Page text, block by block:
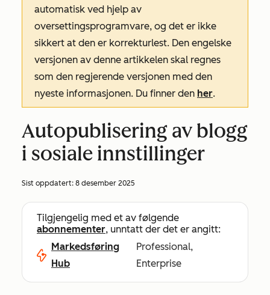
automatisk ved hjelp av
oversettingsprogramvare, og det er ikke
sikkert at den er korrekturlest. Den engelske
versjonen av denne artikkelen skal regnes
som den regjerende versjonen med den
nyeste informasjonen. Du finner den her.
Autopublisering av blogg
i sosiale innstillinger
Sist oppdatert: 8 desember 2025
Tilgjengelig med et av følgende
abonnementer, unntatt der det er angitt:
Markedsføring
Hub
Professional,
Enterprise